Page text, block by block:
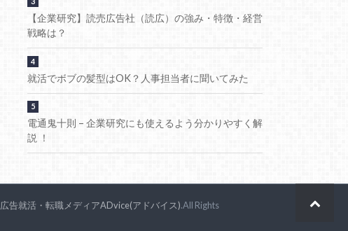
【企業研究】読売広告社（読広）の強み・特徴・経営
戦略は？
就活でボブの髪型はOK？人事担当者に聞いてみた
電通鬼十則 – 企業研究にも使えるよう分かりやすく解
説 ！
広告就活・転職メディアADvice(アドバイス).All Rights